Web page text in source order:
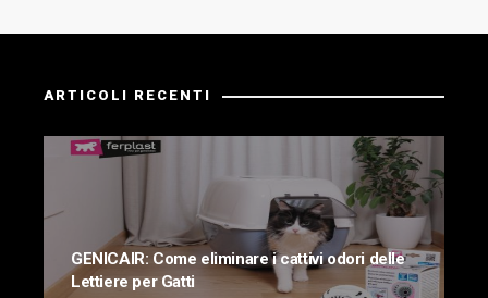
ARTICOLI RECENTI
GENICAIR: Come eliminare i cattivi odori delle
Lettiere per Gatti